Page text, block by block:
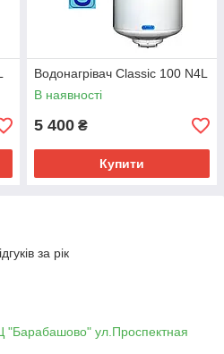
Водонагрівач Classic 100 N4L
В наявності
5 400 ₴
Купити
за рік
"Барабашово" ул.Проспектная